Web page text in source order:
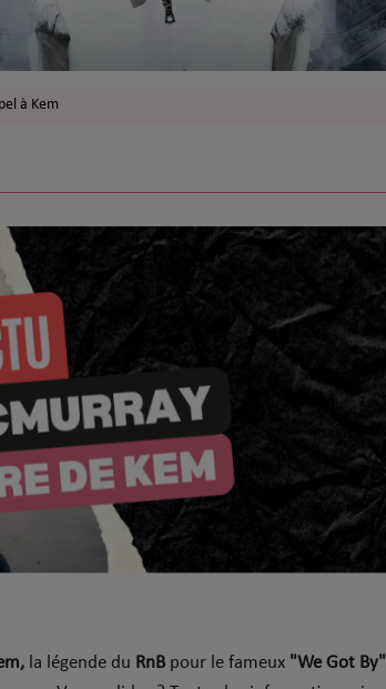
à Kem
la légende du RnB pour le fameux "We Got By"